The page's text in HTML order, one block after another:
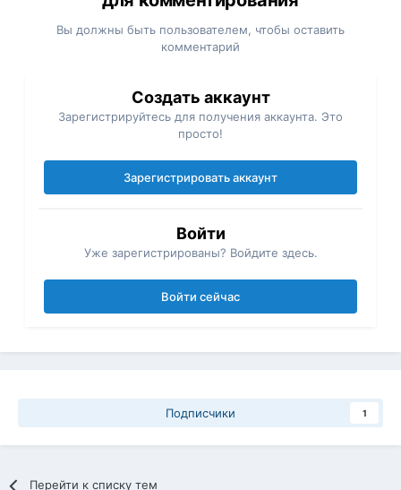
Вы должны быть пользователем, чтобы оставить
комментарий
Создать аккаунт
Зарегистрируйтесь для получения аккаунта. Это
просто!
Зарегистрировать аккаунт
Войти
Уже зарегистрированы? Войдите здесь.
Войти сейчас
Подписчики 1
Перейти к списку тем